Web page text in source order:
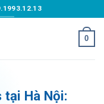
0
tại Hà Nội: